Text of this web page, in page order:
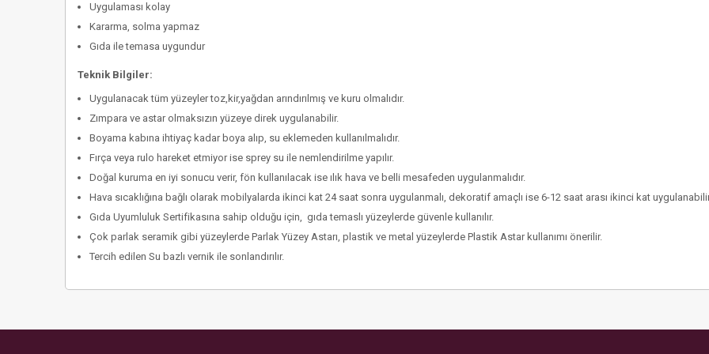
Uygulaması kolay
Kararma, solma yapmaz
Gıda ile temasa uygundur
Teknik Bilgiler:
Uygulanacak tüm yüzeyler toz,kir,yağdan arındırılmış ve kuru olmalıdır.
Zımpara ve astar olmaksızın yüzeye direk uygulanabilir.
Boyama kabına ihtiyaç kadar boya alıp, su eklemeden kullanılmalıdır.
Fırça veya rulo hareket etmiyor ise sprey su ile nemlendirilme yapılır.
Doğal kuruma en iyi sonucu verir, fön kullanılacak ise ılık hava ve belli mesafeden uygulanmalıdır.
Hava sıcaklığına bağlı olarak mobilyalarda ikinci kat 24 saat sonra uygulanmalı, dekoratif amaçlı ise 6-12 saat arası ikinci kat
Gıda Uyumluluk Sertifikasına sahip olduğu için, gıda temaslı yüzeylerde güvenle kullanılır.
Çok parlak seramik gibi yüzeylerde Parlak Yüzey Astarı, plastik ve metal yüzeylerde Plastik Astar kullanımı önerilir.
Tercih edilen Su bazlı vernik ile sonlandırılır.